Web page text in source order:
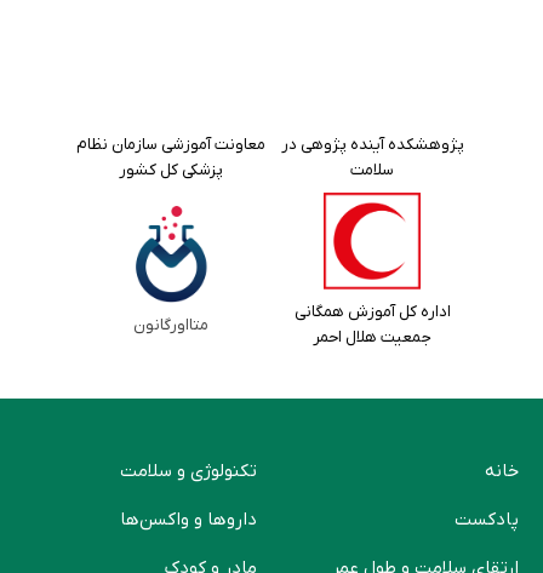
پژوهشکده آینده پژوهی در
سلامت
معاونت آموزشی سازمان نظام
پزشکی کل کشور
اداره کل آموزش همگانی
جمعیت هلال احمر
متااورگانون
خانه
پادکست
ارتقای سلامت و طول عمر
تکنولوژی و سلامت
دارو‌ها و واکسن‌ها
مادر و کودک